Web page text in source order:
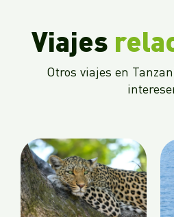
Viajes
Otros viajes en